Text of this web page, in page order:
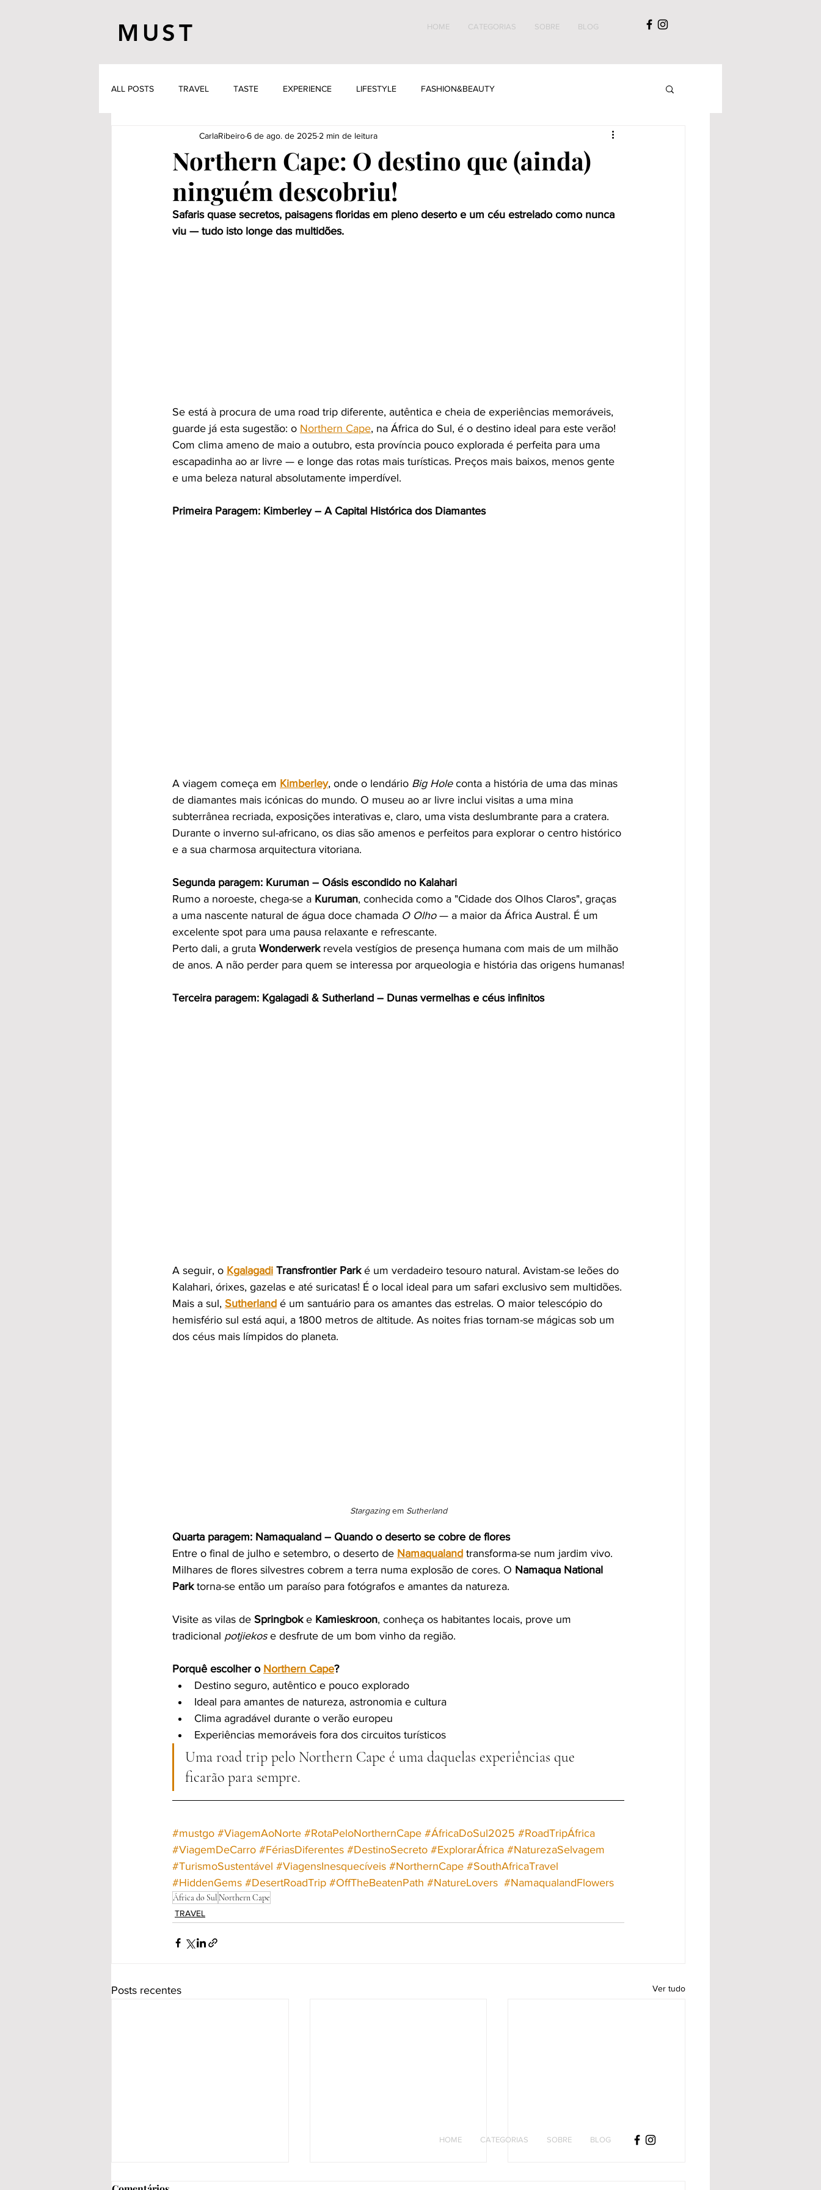
MUST HOME CATEGORIAS SOBRE BLOG
ALL POSTS TRAVEL TASTE EXPERIENCE LIFESTYLE FASHION&BEAUTY
Northern Cape: O destino que (ainda)
ninguém descobriu!
CarlaRibeiro6 de ago. de 2025 2 min de leitura
Safaris quase secretos, paisagens floridas em pleno deserto e um céu estrelado como nunca
viu — tudo isto longe das multidões.
Se está à procura de uma road trip diferente, autêntica e cheia de experiências memoráveis,
guarde já esta sugestão: o Northern Cape, na África do Sul, é o destino ideal para este verão!
Com clima ameno de maio a outubro, esta província pouco explorada é perfeita para uma
escapadinha ao ar livre — e longe das rotas mais turísticas. Preços mais baixos, menos gente
e uma beleza natural absolutamente imperdível.
Primeira Paragem: Kimberley – A Capital Histórica dos Diamantes
A viagem começa em Kimberley, onde o lendário Big Hole conta a história de uma das minas
de diamantes mais icónicas do mundo. O museu ao ar livre inclui visitas a uma mina
subterrânea recriada, exposições interativas e, claro, uma vista deslumbrante para a cratera.
Durante o inverno sul-africano, os dias são amenos e perfeitos para explorar o centro histórico
e a sua charmosa arquitectura vitoriana.
Segunda paragem: Kuruman – Oásis escondido no Kalahari
Rumo a noroeste, chega-se a Kuruman, conhecida como a "Cidade dos Olhos Claros", graças
a uma nascente natural de água doce chamada O Olho — a maior da África Austral. É um
excelente spot para uma pausa relaxante e refrescante.
Perto dali, a gruta Wonderwerk revela vestígios de presença humana com mais de um milhão
de anos. A não perder para quem se interessa por arqueologia e história das origens humanas!
Terceira paragem: Kgalagadi & Sutherland – Dunas vermelhas e céus infinitos
A seguir, o Kgalagadi Transfrontier Park é um verdadeiro tesouro natural. Avistam-se leões do
Kalahari, órixes, gazelas e até suricatas! É o local ideal para um safari exclusivo sem multidões.
Mais a sul, Sutherland é um santuário para os amantes das estrelas. O maior telescópio do
hemisfério sul está aqui, a 1800 metros de altitude. As noites frias tornam-se mágicas sob um
dos céus mais límpidos do planeta.
Stargazing em Sutherland
Quarta paragem: Namaqualand – Quando o deserto se cobre de flores
Entre o final de julho e setembro, o deserto de Namaqualand transforma-se num jardim vivo.
Milhares de flores silvestres cobrem a terra numa explosão de cores. O Namaqua National
Park torna-se então um paraíso para fotógrafos e amantes da natureza.
Visite as vilas de Springbok e Kamieskroon, conheça os habitantes locais, prove um
tradicional potjiekos e desfrute de um bom vinho da região.
Porquê escolher o Northern Cape?
Destino seguro, autêntico e pouco explorado
Ideal para amantes de natureza, astronomia e cultura
Clima agradável durante o verão europeu
Experiências memoráveis fora dos circuitos turísticos
Uma road trip pelo Northern Cape é uma daquelas experiências que
ficarão para sempre.
#mustgo #ViagemAoNorte #RotaPeloNorthernCape #ÁfricaDoSul2025 #RoadTripÁfrica
#ViagemDeCarro #FériasDiferentes #DestinoSecreto #ExplorarÁfrica #NaturezaSelvagem
#TurismoSustentável #ViagensInesquecíveis #NorthernCape #SouthAfricaTravel
#HiddenGems #DesertRoadTrip #OffTheBeatenPath #NatureLovers #NamaqualandFlowers
África do Sul Northern Cape
TRAVEL
Posts recentes Ver tudo
HOME CATEGORIAS SOBRE BLOG